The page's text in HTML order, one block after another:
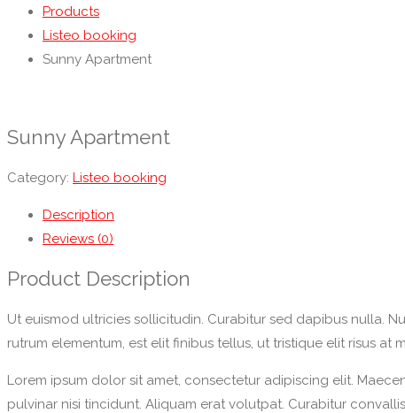
Products
Listeo booking
Sunny Apartment
Sunny Apartment
Category: Listeo booking
Description
Reviews (0)
Product Description
Ut euismod ultricies sollicitudin. Curabitur sed dapibus nulla.
rutrum elementum, est elit finibus tellus, ut tristique elit risus at
Lorem ipsum dolor sit amet, consectetur adipiscing elit.
pulvinar nisi tincidunt. Aliquam erat volutpat. Curabitur